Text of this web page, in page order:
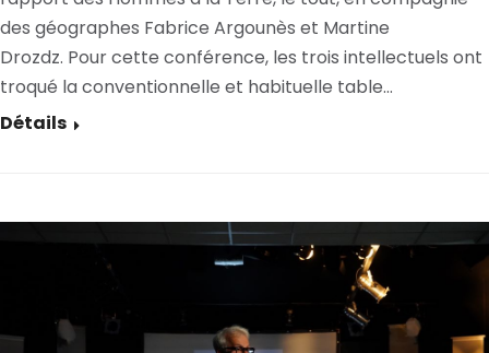
des géographes Fabrice Argounès et Martine
Drozdz. Pour cette conférence, les trois intellectuels ont
troqué la conventionnelle et habituelle table…
Détails